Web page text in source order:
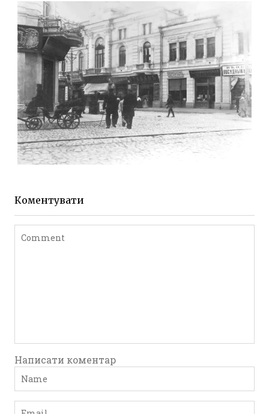
Фото Житомира період
до 1917 року
Leave a comment
ЖИТОМИР МИХАЙЛІВСЬКА 1903 РОКУ
Коментувати
Написати коментар